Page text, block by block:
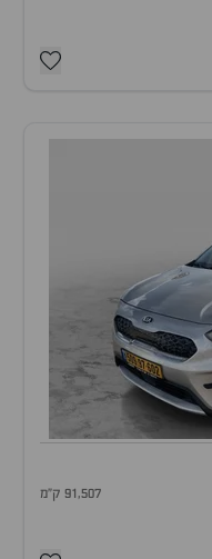
91,507 ק"מ